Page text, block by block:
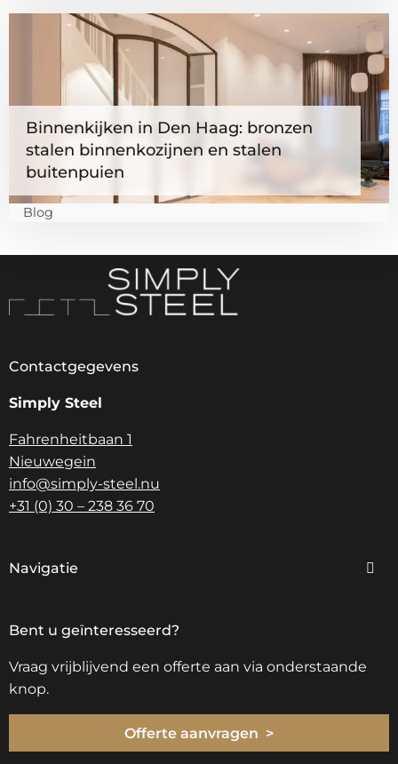
Blog
Binnenkijken in Den Haag: bronzen
stalen binnenkozijnen en stalen
buitenpuien
Binnenkijken
in
Den
Haag:
bronzen
stalen
binnenkozijnen
stalen
Contactgegevens
Simply Steel
Fahrenheitbaan 1
Nieuwegein
info@simply-steel.nu
+31 (0) 30 – 238 36 70
Navigatie
Bent u geïnteresseerd?
Vraag vrijblijvend een offerte aan via onderstaande
knop.
Offerte aanvragen >